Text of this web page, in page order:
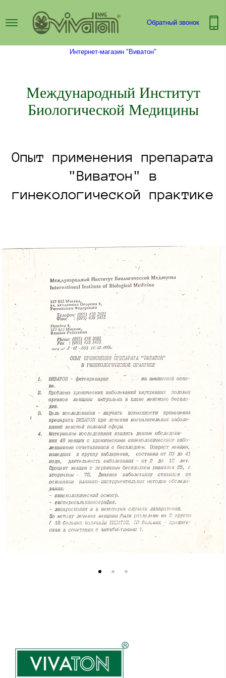
Обратный звонок
Интернет-магазин "Виватон"
Международный Институт
Биологической Медицины
Опыт применения препарата
"Виватон" в
гинекологической практике